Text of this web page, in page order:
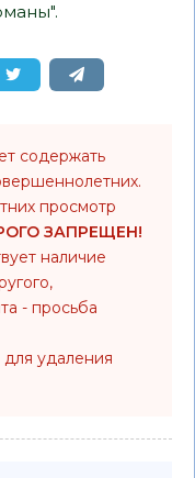
содержать
просмотр
ЗАПРЕЩЕН!
наличие
- просьба
для удаления